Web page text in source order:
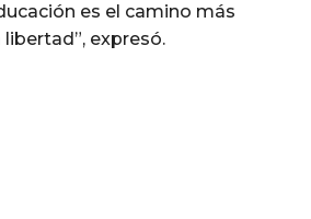
es el camino más
expresó.